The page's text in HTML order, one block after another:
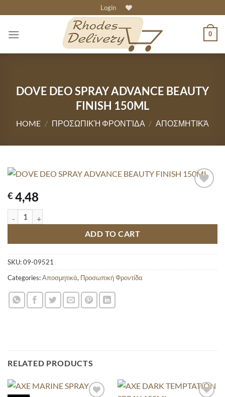
to
content
Login
0
DOVE DEO SPRAY ADVANCE BEAUTY
FINISH 150ML
HOME / ΠΡΟΣΩΠΙΚΉ ΦΡΟΝΤΊΔΑ / ΑΠΟΣΜΗΤΙΚΆ
€ 4,48
DOVE DEO SPRAY ADVANCE BEAUTY FINISH 150ML quantity
ADD TO CART
SKU:09-09521
Categories:Αποσμητικά, Προσωπική Φροντίδα
RELATED PRODUCTS